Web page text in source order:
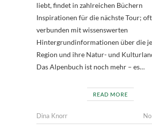
liebt, findet in zahlreichen Büchern
Inspirationen für die nächste Tour; oft
verbunden mit wissenswerten
Hintergrundinformationen über die
Region und ihre Natur- und
Das Alpenbuch ist noch mehr – es…
READ MORE
Dina Knorr